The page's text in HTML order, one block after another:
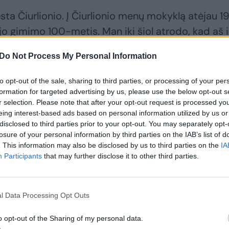
Do Not Process My Personal Information
opt-out of the sale, sharing to third parties, or processing of your
for targeted advertising by us, please use the below opt-out
selection. Please note that after your opt-out request is processed
interest-based ads based on personal information utilized by us
to third parties prior to your opt-out. You may separately
of your personal information by third parties on the IAB’s list of
This information may also be disclosed by us to third parties on the
Participants that may further disclose it to other third parties.
Data Processing Opt Outs
opt-out of the Sharing of my personal data.
Čiurlionio. Į Čiurlionio menų mokyklą atėjau
gimimo 100-metis. Man iki šiol atrodo, kad aš
renginius, prisimenu jo dailės reprodukcijų
į jį pasineriu. Prisimenu visus atliktus
mūsų žymiausių pianistų, orkestrų,
koplytstulpius – iki šiol jie mane palydi
praturtina lietuvišką peizažą. Jie prasmingai
o juk tais laikais aiškiai žinojome, kokie tai
į begalybę.
– nuo mažytės, vaikystėje mano labai mylėtos
Vytauto Landsbergio darbų, Čiurlionio
mane labai palietė. Taip, mano vaikystė buvo
kaip meninio būvio romantizavimo. Iš